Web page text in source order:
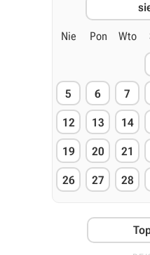
Nie Pon Wto
5 6 7
12 13 14
19 20 21
26 27 28